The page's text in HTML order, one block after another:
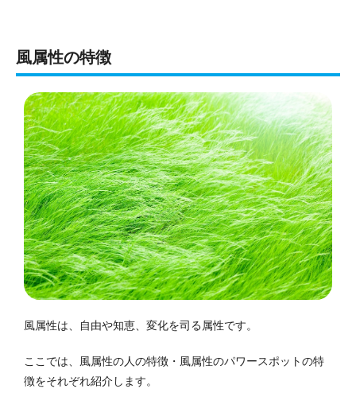
風属性の特徴
風属性は、自由や知恵、変化を司る属性です。
ここでは、風属性の人の特徴・風属性のパワースポットの特
徴をそれぞれ紹介します。